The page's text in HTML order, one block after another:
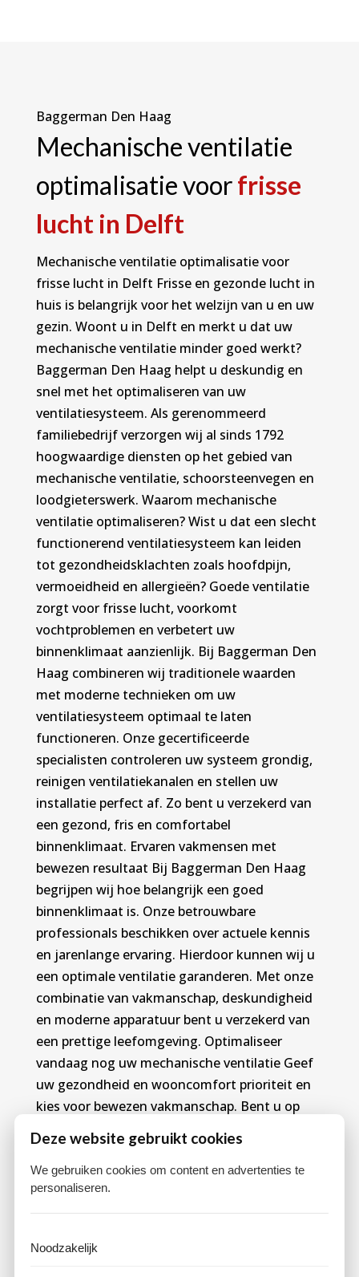
Baggerman Den Haag
Mechanische ventilatie
optimalisatie voorfrisse
lucht in Delft
Mechanische ventilatie optimalisatie voor
frisse lucht in Delft Frisse en gezonde lucht in
huis is belangrijk voor het welzijn van u en uw
gezin. Woont u in Delft en merkt u dat uw
mechanische ventilatie minder goed werkt?
Baggerman Den Haag helpt u deskundig en
snel met het optimaliseren van uw
ventilatiesysteem. Als gerenommeerd
familiebedrijf verzorgen wij al sinds 1792
hoogwaardige diensten op het gebied van
mechanische ventilatie, schoorsteenvegen en
loodgieterswerk. Waarom mechanische
ventilatie optimaliseren? Wist u dat een slecht
functionerend ventilatiesysteem kan leiden
tot gezondheidsklachten zoals hoofdpijn,
vermoeidheid en allergieën? Goede ventilatie
zorgt voor frisse lucht, voorkomt
vochtproblemen en verbetert uw
binnenklimaat aanzienlijk. Bij Baggerman Den
Haag combineren wij traditionele waarden
met moderne technieken om uw
ventilatiesysteem optimaal te laten
functioneren. Onze gecertificeerde
specialisten controleren uw systeem grondig,
reinigen ventilatiekanalen en stellen uw
installatie perfect af. Zo bent u verzekerd van
een gezond, fris en comfortabel
binnenklimaat. Ervaren vakmensen met
bewezen resultaat Bij Baggerman Den Haag
begrijpen wij hoe belangrijk een goed
binnenklimaat is. Onze betrouwbare
professionals beschikken over actuele kennis
en jarenlange ervaring. Hierdoor kunnen wij u
een optimale ventilatie garanderen. Met onze
combinatie van vakmanschap, deskundigheid
en moderne apparatuur bent u verzekerd van
een prettige leefomgeving. Optimaliseer
vandaag nog uw mechanische ventilatie Geef
uw gezondheid en wooncomfort prioriteit en
kies voor bewezen vakmanschap. Bent u op
optimalisatie in Delft? Neem vrijblijvend
contact op met Baggerman Den Haag. Onze
specialisten staan voor u klaar met deskundig
advies en snelle, persoonlijke service. Maak
schone lucht in huis.
Deze website gebruikt cookies
We gebruiken cookies om content en advertenties te
personaliseren.
Noodzakelijk